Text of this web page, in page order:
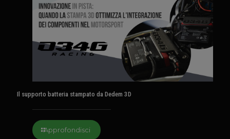
Il supporto batteria stampato da Dedem 3D
Approfondisci